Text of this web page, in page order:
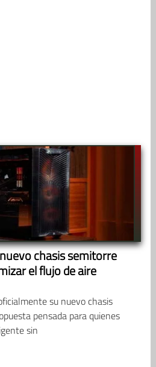
chasis semitorre
el flujo de aire
su nuevo chasis
pensada para quienes
sin